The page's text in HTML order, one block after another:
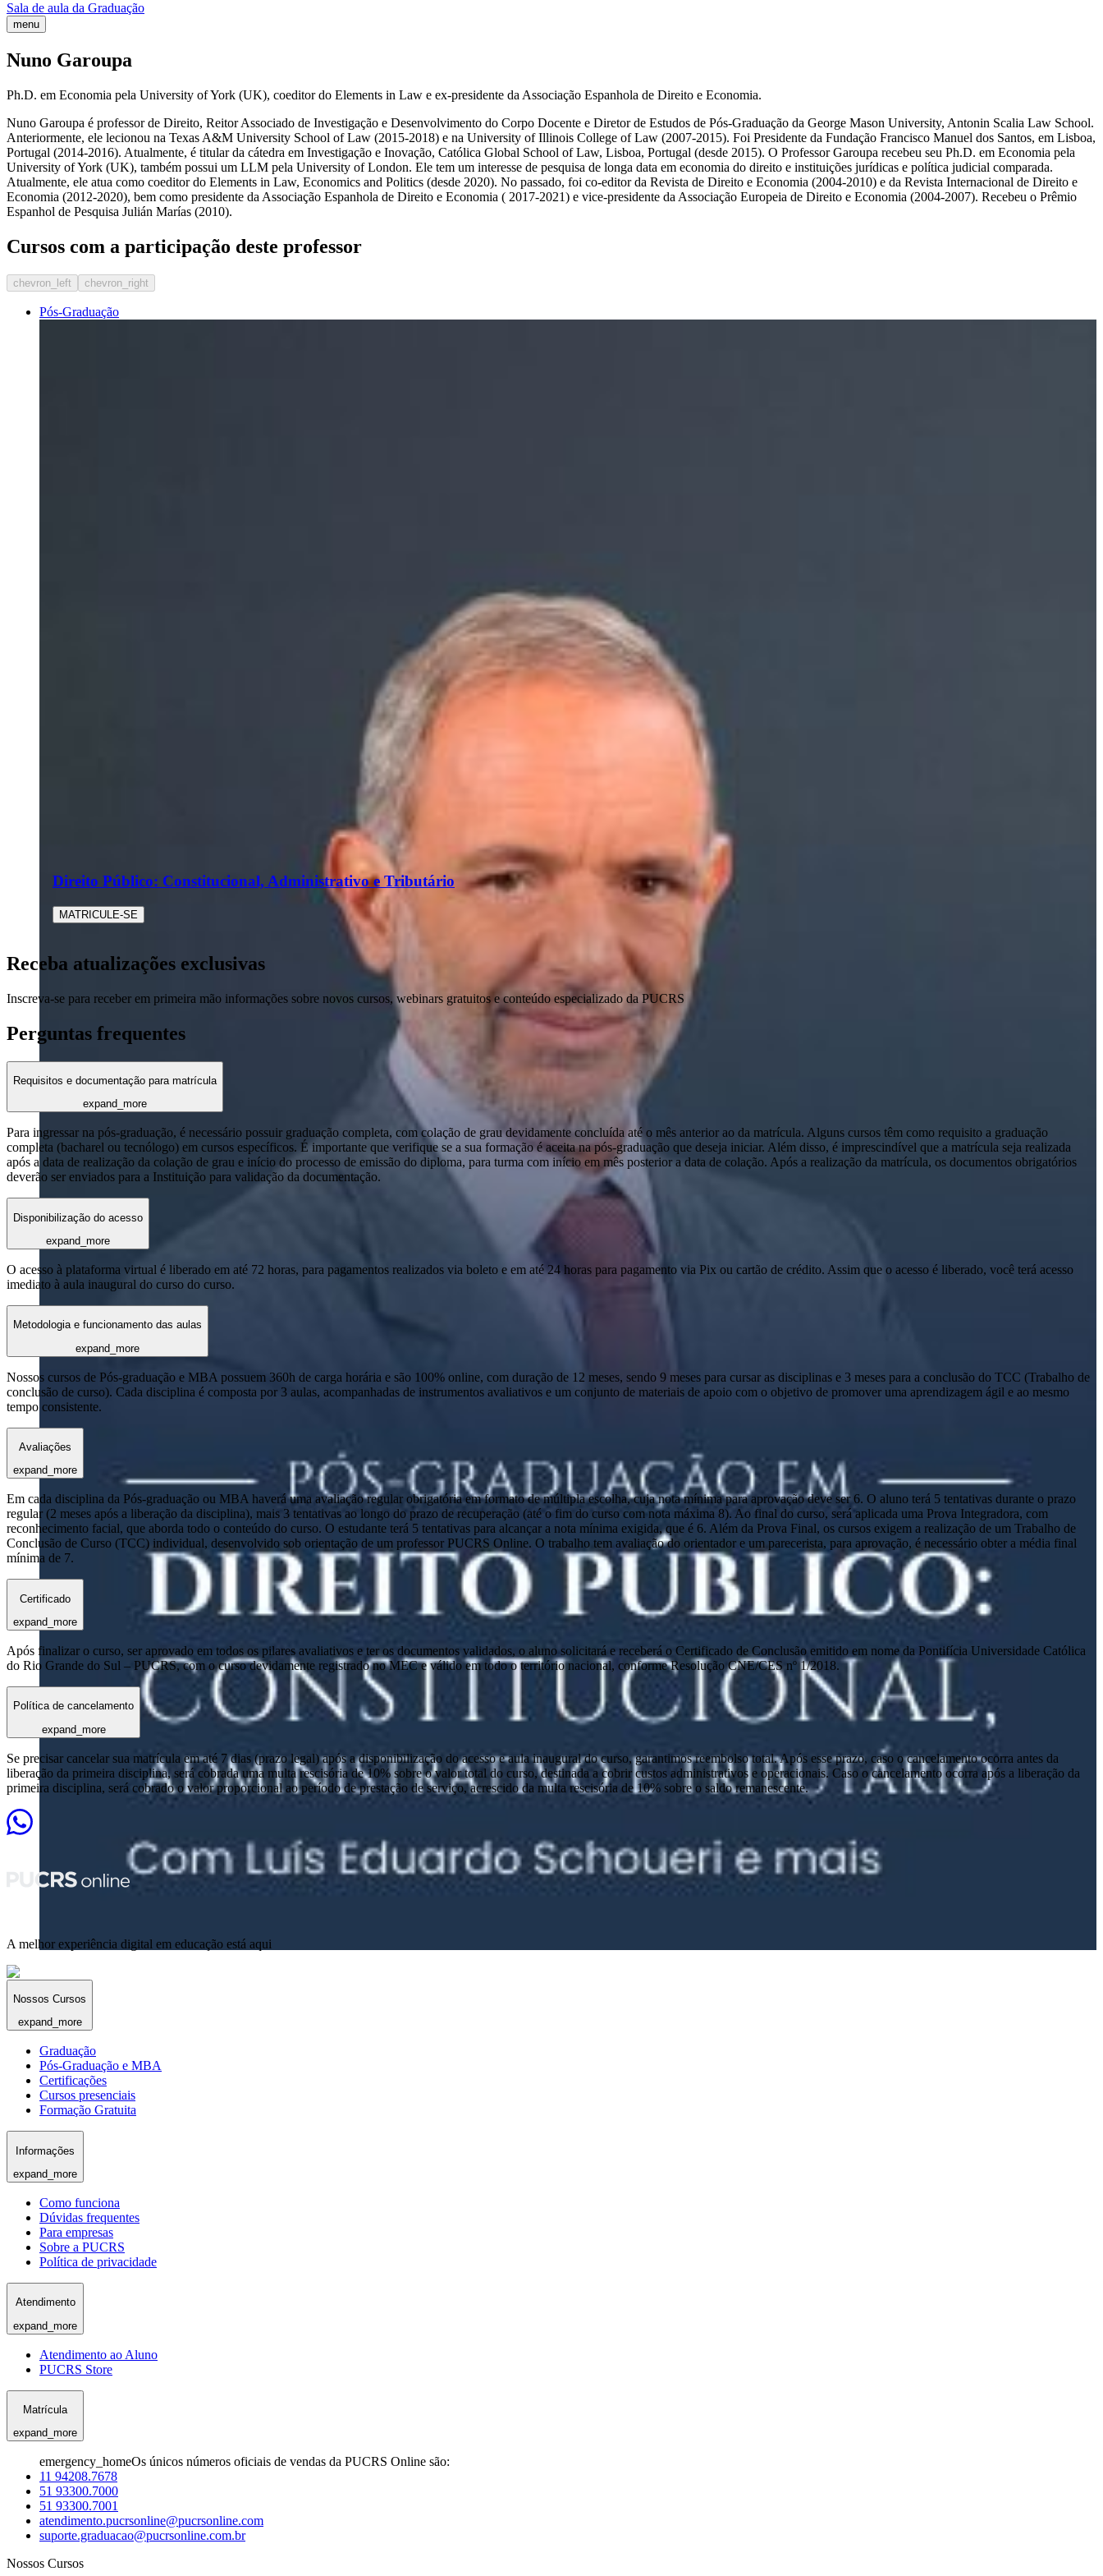
Sala de aula da Graduação
menu
Nuno Garoupa
Ph.D. em Economia pela University of York (UK), coeditor do Elements in Law e ex-presidente da Associação Espanhola de Direito e Economia.
Nuno Garoupa é professor de Direito, Reitor Associado de Investigação e Desenvolvimento do Corpo Docente e Diretor de Estudos de Pós-Graduação da George Mason University, Antonin Scalia Law School.
Anteriormente, ele lecionou na Texas A&M University School of Law (2015-2018) e na University of Illinois College of Law (2007-2015). Foi Presidente da Fundação Francisco Manuel dos Santos, em Lisboa,
Portugal (2014-2016). Atualmente, é titular da cátedra em Investigação e Inovação, Católica Global School of Law, Lisboa, Portugal (desde 2015). O Professor Garoupa recebeu seu Ph.D. em Economia pela
University of York (UK), também possui um LLM pela University of London. Ele tem um interesse de pesquisa de longa data em economia do direito e instituições jurídicas e política judicial comparada.
Atualmente, ele atua como coeditor do Elements in Law, Economics and Politics (desde 2020). No passado, foi co-editor da Revista de Direito e Economia (2004-2010) e da Revista Internacional de Direito e
Economia (2012-2020), bem como presidente da Associação Espanhola de Direito e Economia ( 2017-2021) e vice-presidente da Associação Europeia de Direito e Economia (2004-2007). Recebeu o Prêmio
Espanhol de Pesquisa Julián Marías (2010).
Cursos com a participação deste professor
chevron_left chevron_right
Pós-Graduação
Direito Público: Constitucional, Administrativo e Tributário
MATRICULE-SE
Receba atualizações exclusivas
Inscreva-se para receber em primeira mão informações sobre novos cursos, webinars gratuitos e conteúdo especializado da PUCRS
Perguntas frequentes
Requisitos e documentação para matrícula
expand_more
Para ingressar na pós-graduação, é necessário possuir graduação completa, com colação de grau devidamente concluída até o mês anterior ao da matrícula. Alguns cursos têm como requisito a graduação
completa (bacharel ou tecnólogo) em cursos específicos. É importante que verifique se a sua formação é aceita na pós-graduação que deseja iniciar. Além disso, é imprescindível que a matrícula seja realizada
após a data de realização da colação de grau e início do processo de emissão do diploma, para turma com início em mês posterior a data de colação. Após a realização da matrícula, os documentos obrigatórios
deverão ser enviados para a Instituição para validação da documentação.
Disponibilização do acesso
expand_more
O acesso à plataforma virtual é liberado em até 72 horas, para pagamentos realizados via boleto e em até 24 horas para pagamento via Pix ou cartão de crédito. Assim que o acesso é liberado, você terá acesso
imediato à aula inaugural do curso do curso.
Metodologia e funcionamento das aulas
expand_more
Nossos cursos de Pós-graduação e MBA possuem 360h de carga horária e são 100% online, com duração de 12 meses, sendo 9 meses para cursar as disciplinas e 3 meses para a conclusão do TCC (Trabalho de
conclusão de curso). Cada disciplina é composta por 3 aulas, acompanhadas de instrumentos avaliativos e um conjunto de materiais de apoio com o objetivo de promover uma aprendizagem ágil e ao mesmo
tempo consistente.
Avaliações
expand_more
Em cada disciplina da Pós-graduação ou MBA haverá uma avaliação regular obrigatória em formato de múltipla escolha, cuja nota mínima para aprovação deve ser 6. O aluno terá 5 tentativas durante o prazo
regular (2 meses após a liberação da disciplina), mais 3 tentativas ao longo do prazo de recuperação (até o fim do curso com nota máxima 8). Ao final do curso, será aplicada uma Prova Integradora, com
reconhecimento facial, que aborda todo o conteúdo do curso. O estudante terá 5 tentativas para alcançar a nota mínima exigida, que é 6. Além da Prova Final, os cursos exigem a realização de um Trabalho de
Conclusão de Curso (TCC) individual, desenvolvido sob orientação de um professor PUCRS Online. O trabalho tem avaliação do orientador e um parecerista, para aprovação, é necessário obter a média final
mínima de 7.
Certificado
expand_more
Após finalizar o curso, ser aprovado em todos os pilares avaliativos e ter os documentos validados, o aluno solicitará e receberá o Certificado de Conclusão emitido em nome da Pontifícia Universidade Católica
do Rio Grande do Sul – PUCRS, com o curso devidamente registrado no MEC e válido em todo o território nacional, conforme Resolução CNE/CES nº 1/2018.
Política de cancelamento
expand_more
Se precisar cancelar sua matrícula em até 7 dias (prazo legal) após a disponibilização do acesso e aula inaugural do curso, garantimos reembolso total. Após esse prazo, caso o cancelamento ocorra antes da
liberação da primeira disciplina, será cobrada uma multa rescisória de 10% sobre o valor total do curso, destinada a cobrir custos administrativos e operacionais. Caso o cancelamento ocorra após a liberação da
primeira disciplina, será cobrado o valor proporcional ao período de prestação de serviço, acrescido da multa rescisória de 10% sobre o saldo remanescente.
A melhor experiência digital em educação está aqui
Nossos Cursos
expand_more
Graduação
Pós-Graduação e MBA
Certificações
Cursos presenciais
Formação Gratuita
Informações
expand_more
Como funciona
Dúvidas frequentes
Para empresas
Sobre a PUCRS
Política de privacidade
Atendimento
expand_more
Atendimento ao Aluno
PUCRS Store
Matrícula
expand_more
emergency_homeOs únicos números oficiais de vendas da PUCRS Online são:
11 94208.7678
51 93300.7000
51 93300.7001
atendimento.pucrsonline@pucrsonline.com
suporte.graduacao@pucrsonline.com.br
Nossos Cursos